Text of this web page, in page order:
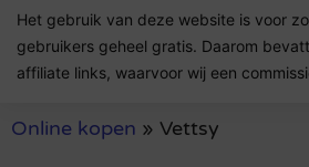
Het gebruik van deze website is voor
gebruikers geheel gratis. Daarom
affiliate links, waarvoor wij een
Online kopen » Vettsy